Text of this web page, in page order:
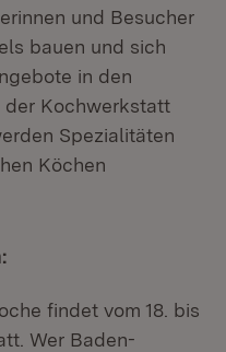
und Besucher
bauen und sich
in den
der Kochwerkstatt
Spezialitäten
Köchen
findet vom 18. bis
Wer Baden-